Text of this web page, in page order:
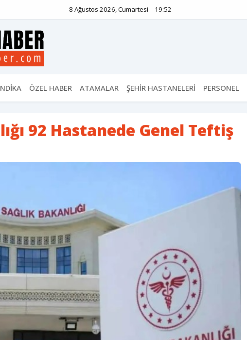
8 Ağustos 2026, Cumartesi – 19:52
ÖZEL HABER ATAMALAR ŞEHİR HASTANELERİ PERSONEL
92 Hastanede Genel Teftiş